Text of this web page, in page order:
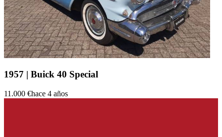
1957 | Buick 40 Special
11.000 €hace 4 años